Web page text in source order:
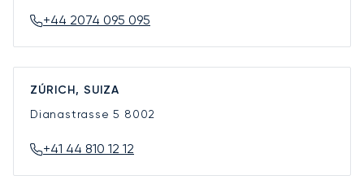
+44 2074 095 095
ZÚRICH, SUIZA
Dianastrasse 5 8002
+41 44 810 12 12